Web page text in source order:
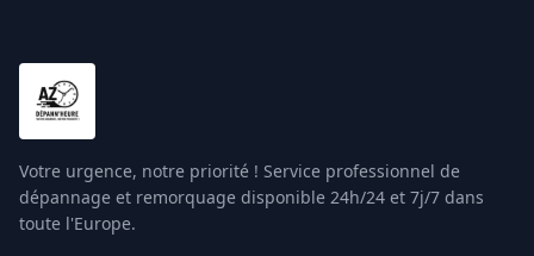
Votre urgence, notre priorité ! Service professionnel de
dépannage et remorquage disponible 24h/24 et 7j/7 dans
toute l'Europe.